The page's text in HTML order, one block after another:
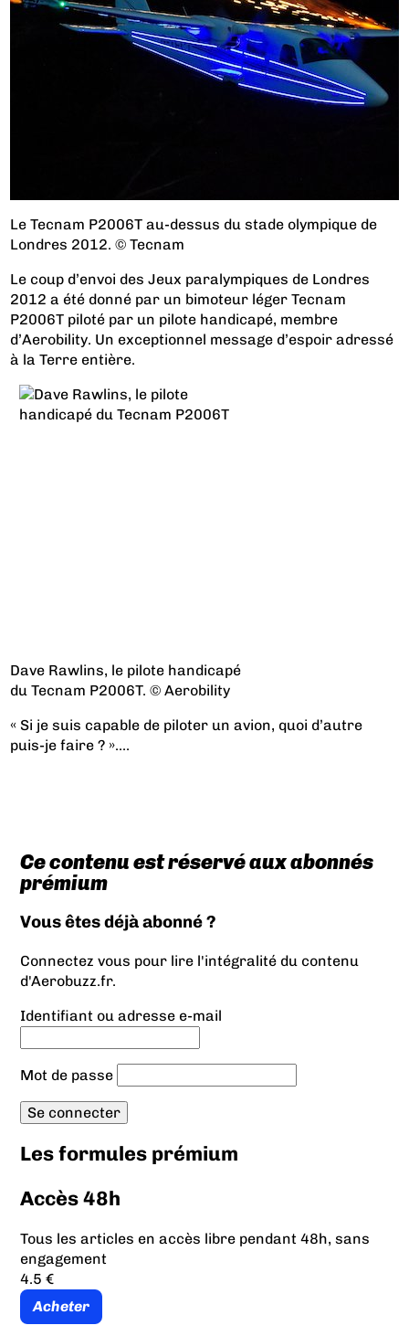
Le Tecnam P2006T au-dessus du stade olympique de
Londres 2012. © Tecnam
Le coup d’envoi des Jeux paralympiques de Londres
2012 a été donné par un bimoteur léger Tecnam
P2006T piloté par un pilote handicapé, membre
d’Aerobility. Un exceptionnel message d’espoir adressé
à la Terre entière.
Dave Rawlins, le pilote handicapé
du Tecnam P2006T. © Aerobility
« Si je suis capable de piloter un avion, quoi d’autre
puis-je faire ? »....
Ce contenu est réservé aux abonnés
prémium
Vous êtes déjà abonné ?
Connectez vous pour lire l'intégralité du contenu
d'Aerobuzz.fr.
Identifiant ou adresse e-mail
Mot de passe
Les formules prémium
Accès 48h
Tous les articles en accès libre pendant 48h, sans
engagement
4.5 €
Acheter